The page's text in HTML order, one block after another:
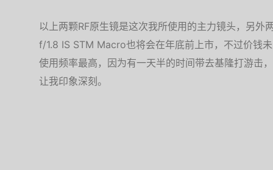
以上两颗RF原生镜是这次我所使用的主力镜头，另
f/1.8 IS STM Macro也将会在年底前上市，不过价钱
使用频率最高，因为有一天半的时间带去基隆打游击
让我印象深刻。